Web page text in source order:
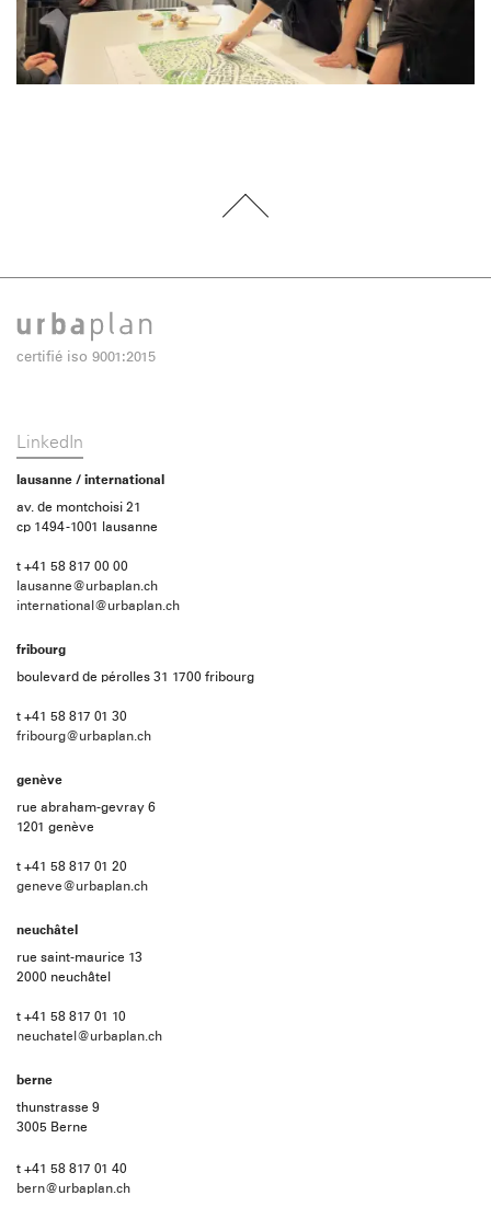
certifié iso 9001:2015
LinkedIn
lausanne / international
av. de montchoisi 21
cp 1494 -1001 lausanne
t +41 58 817 00 00
lausanne@urbaplan.ch
international@urbaplan.ch
fribourg
boulevard de pérolles 31 1700 fribourg
t +41 58 817 01 30
fribourg@urbaplan.ch
genève
rue abraham-gevray 6
1201 genève
t +41 58 817 01 20
geneve@urbaplan.ch
neuchâtel
rue saint-maurice 13
2000 neuchâtel
t +41 58 817 01 10
neuchatel@urbaplan.ch
berne
thunstrasse 9
3005 Berne
t +41 58 817 01 40
bern@urbaplan.ch